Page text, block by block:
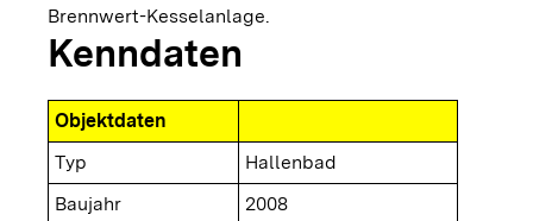
Brennwert-Kesselanlage.
Kenndaten
Objektdaten
Typ
Hallenbad
Baujahr
2008